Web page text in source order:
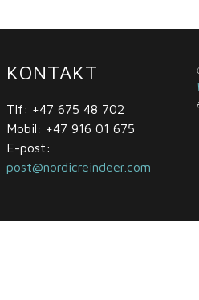
KONTAKT
Tlf: +47 675 48 702
Mobil: +47 916 01 675
E-post:
post@nordicreindeer.com